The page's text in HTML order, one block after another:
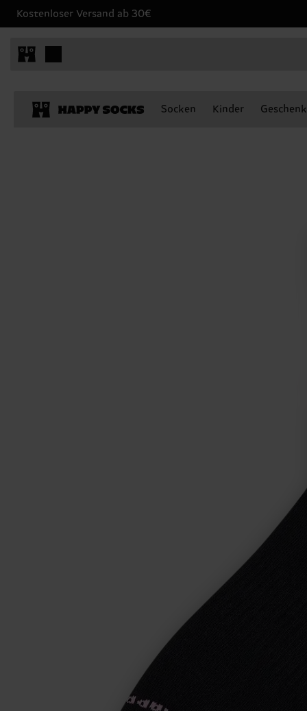
Kostenloser Versand ab 30€
Socken Kinder